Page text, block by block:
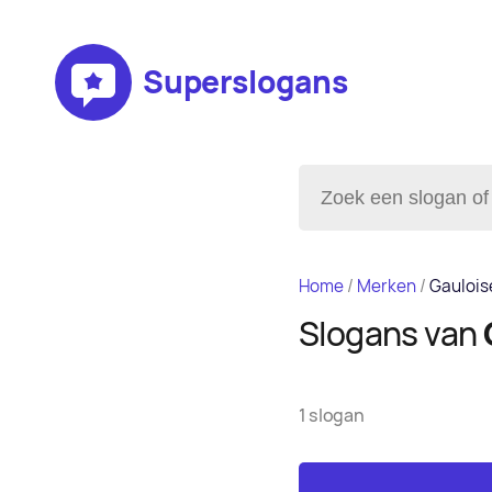
Superslogans
Home/ Merken/
Slogans van
1 slogan